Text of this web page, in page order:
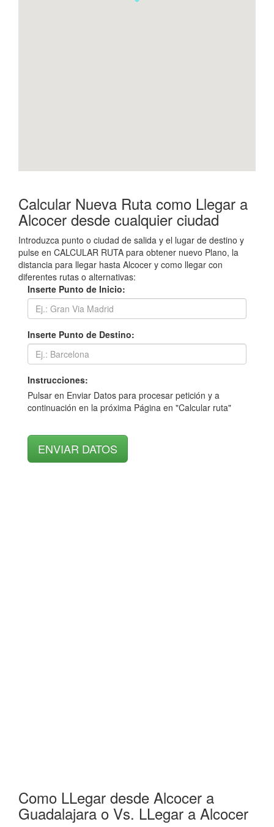
Calcular Nueva Ruta como Llegar a
Alcocer desde cualquier ciudad
Introduzca punto o ciudad de salida y el lugar de destino y
pulse en CALCULAR RUTA para obtener nuevo Plano, la
distancia para llegar hasta Alcocer y como llegar con
diferentes rutas o alternativas:
Inserte Punto de Inicio:
Inserte Punto de Destino:
Instrucciones:
Pulsar en Enviar Datos para procesar petición y a
continuación en la próxima Página en "Calcular ruta"
Como LLegar desde Alcocer a
Guadalajara o Vs. LLegar a Alcocer